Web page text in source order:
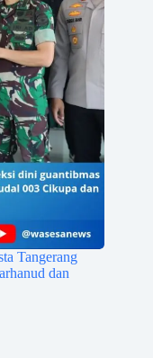
Tangerang
dan